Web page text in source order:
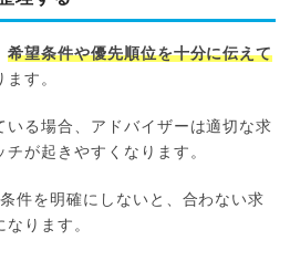
希望条件や優先順位を十分に伝えて
す。
いる場合、アドバイザーは適切な求
が起きやすくなります。
件を明確にしないと、合わない求
ります。